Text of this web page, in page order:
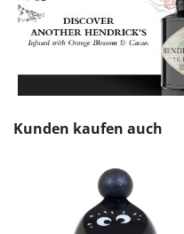
Produktgalerie überspringen
Kunden kaufen auch